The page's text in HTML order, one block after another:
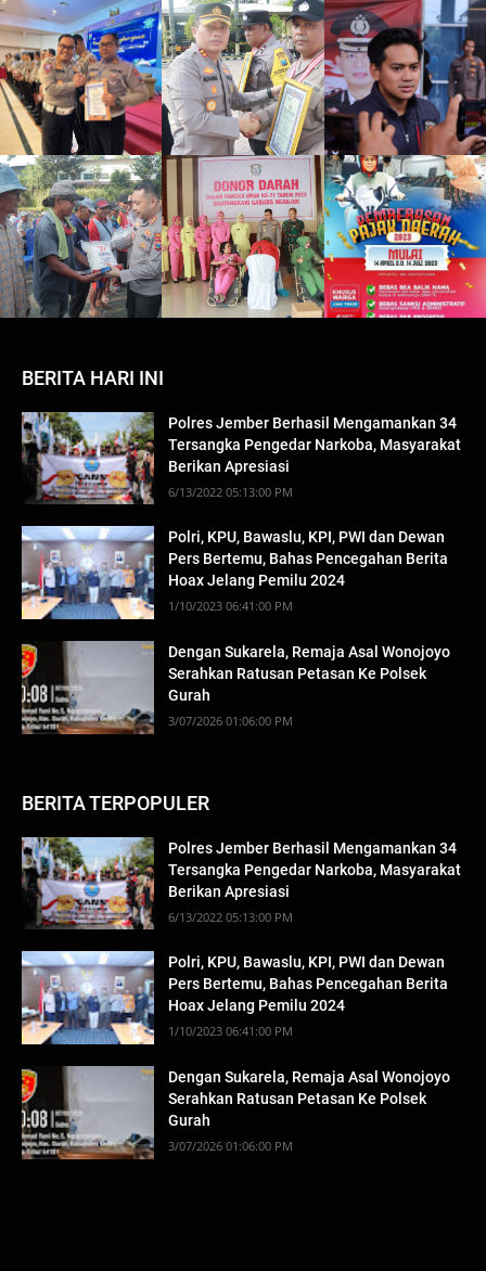
BERITA HARI INI
Polres Jember Berhasil Mengamankan 34
Tersangka Pengedar Narkoba, Masyarakat
Berikan Apresiasi
6/13/2022 05:13:00 PM
Polri, KPU, Bawaslu, KPI, PWI dan Dewan
Pers Bertemu, Bahas Pencegahan Berita
Hoax Jelang Pemilu 2024
1/10/2023 06:41:00 PM
Dengan Sukarela, Remaja Asal Wonojoyo
Serahkan Ratusan Petasan Ke Polsek
Gurah
3/07/2026 01:06:00 PM
BERITA TERPOPULER
Polres Jember Berhasil Mengamankan 34
Tersangka Pengedar Narkoba, Masyarakat
Berikan Apresiasi
6/13/2022 05:13:00 PM
Polri, KPU, Bawaslu, KPI, PWI dan Dewan
Pers Bertemu, Bahas Pencegahan Berita
Hoax Jelang Pemilu 2024
1/10/2023 06:41:00 PM
Dengan Sukarela, Remaja Asal Wonojoyo
Serahkan Ratusan Petasan Ke Polsek
Gurah
3/07/2026 01:06:00 PM